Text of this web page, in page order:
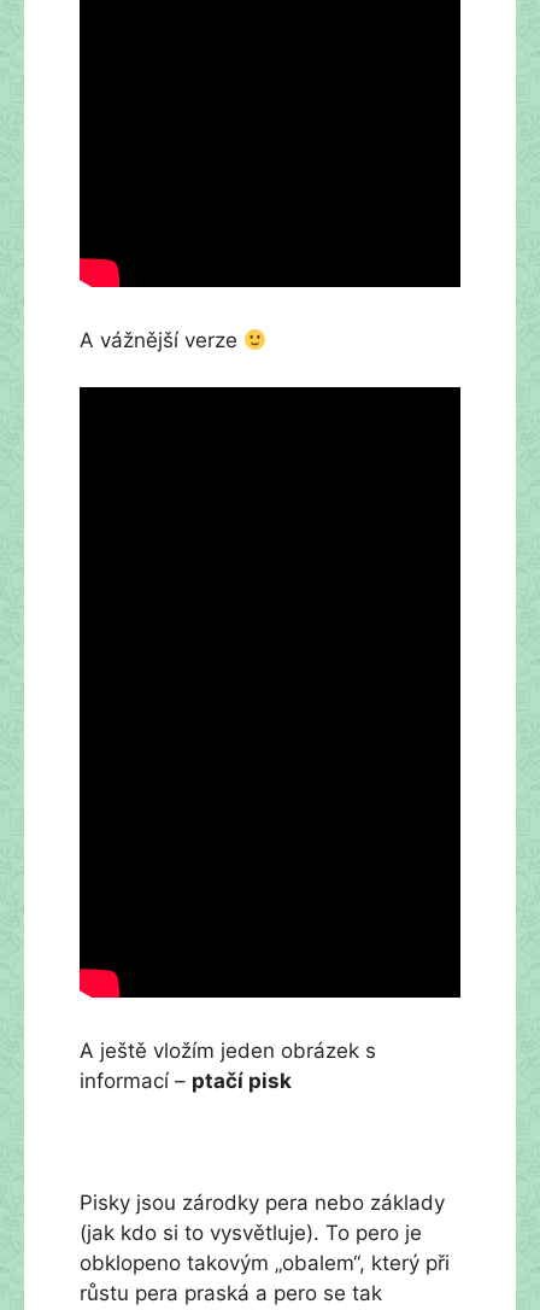
A vážnější verze
A ještě vložím jeden obrázek s
informací – ptačí pisk
Pisky jsou zárodky pera nebo základy
(jak kdo si to vysvětluje). To pero je
obklopeno takovým „obalem“, který při
růstu pera praská a pero se tak